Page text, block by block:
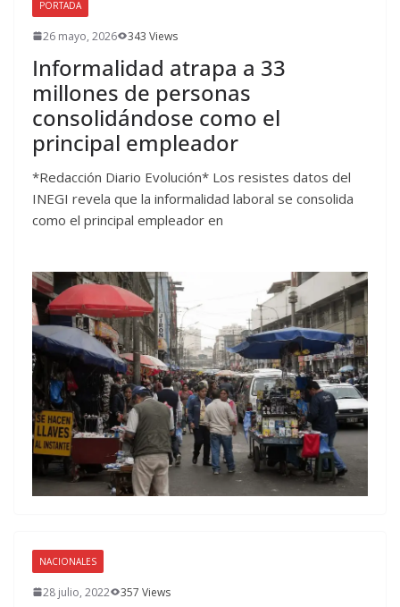
PORTADA
26 mayo, 2026 343 Views
Informalidad atrapa a 33
millones de personas
consolidándose como el
principal empleador
*Redacción Diario Evolución* Los resistes datos del
INEGI revela que la informalidad laboral se consolida
como el principal empleador en
NACIONALES
28 julio, 2022 357 Views